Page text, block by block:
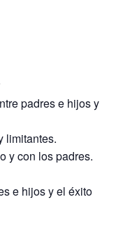
padres e hijos y
limitantes.
y con los padres.
e hijos y el éxito